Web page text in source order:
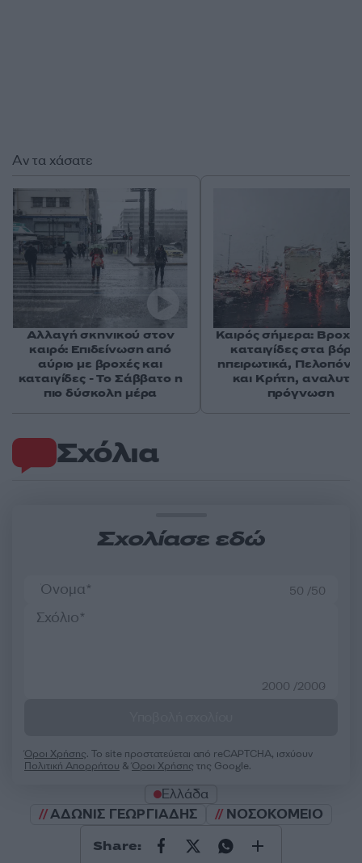
Σχόλια
Σχολίασε εδώ
50 /50
2000 /2000
Όροι Χρήσης. Το site προστατεύεται από reCAPTCHA, ισχύουν
Πολιτική Απορρήτου &Όροι Χρήσης της Google.
Ελλάδα
ΑΔΩΝΙΣ ΓΕΩΡΓΙΑΔΗΣ
ΝΟΣΟΚΟΜΕΙΟ
Share:
Αν τα χάσατε
Αλλαγή σκηνικού στον
καιρό: Επιδείνωση από
αύριο με βροχές και
καταιγίδες - Το Σάββατο η
πιο δύσκολη μέρα
Καιρός σήμερα:
καταιγίδες στα
ηπειρωτικά,
και Κρήτη,
πρόγνωση